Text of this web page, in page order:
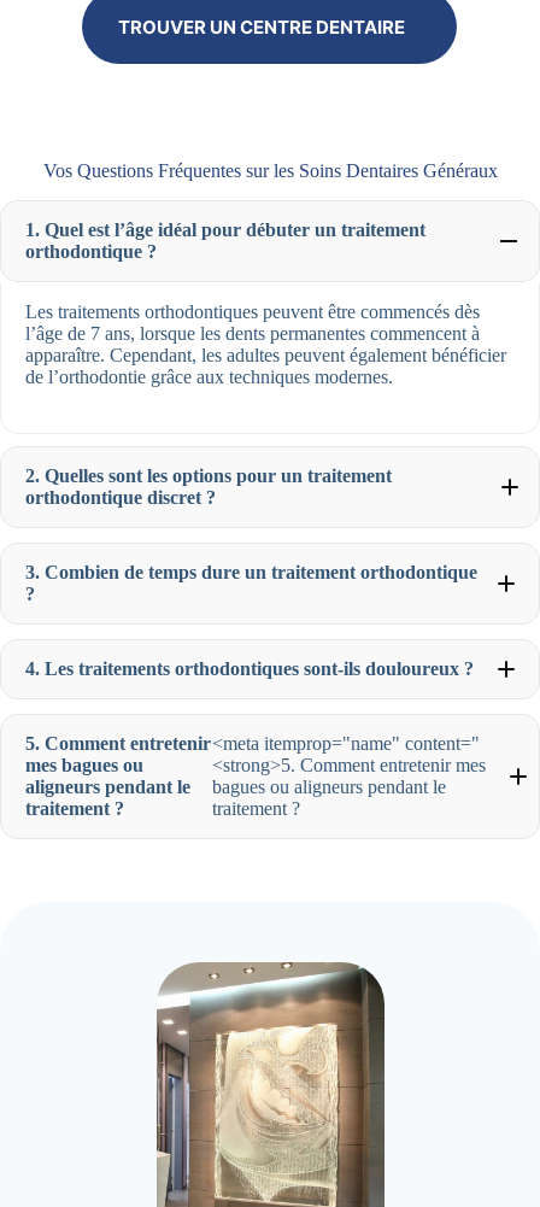
TROUVER UN CENTRE DENTAIRE
Vos Questions Fréquentes sur les Soins Dentaires Généraux
1. Quel est l’âge idéal pour débuter un traitement
orthodontique ?
Les traitements orthodontiques peuvent être commencés dès
l’âge de 7 ans, lorsque les dents permanentes commencent à
apparaître. Cependant, les adultes peuvent également bénéficier
de l’orthodontie grâce aux techniques modernes.
2. Quelles sont les options pour un traitement
orthodontique discret ?
3. Combien de temps dure un traitement orthodontique
?
4. Les traitements orthodontiques sont-ils douloureux ?
5. Comment entretenir
mes bagues ou
aligneurs pendant le
traitement ?
<meta itemprop="name" content="
<strong>5. Comment entretenir mes
bagues ou aligneurs pendant le
traitement ?